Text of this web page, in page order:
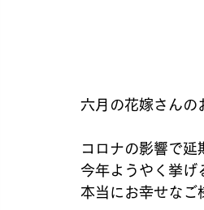
六月の花嫁さんの
コロナの影響で延
今年ようやく挙げ
本当にお幸せなご